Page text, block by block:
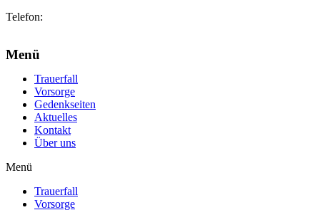
Telefon:
Menü
Trauerfall
Vorsorge
Gedenkseiten
Aktuelles
Kontakt
Über uns
Menü
Trauerfall
Vorsorge